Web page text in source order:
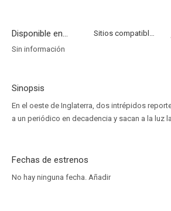
Disponible en...
Sitios compatibles
Sin información
Sinopsis
En el oeste de Inglaterra, dos intrépidos
a un periódico en decadencia y sacan a la luz
Fechas de estrenos
No hay ninguna fecha. Añadir